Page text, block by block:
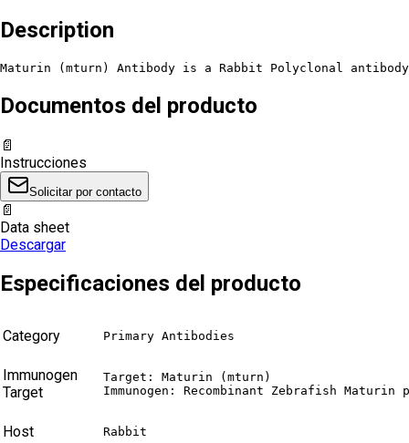
Description
Maturin (mturn) Antibody is a Rabbit Polyclonal
Documentos del producto
📄
Instrucciones
Solicitar por contacto
📄
Data sheet
Descargar
Especificaciones del producto
Category Primary Antibodies
Immunogen
Target
Target: Maturin (mturn)
Immunogen: Recombinant Zebrafish
Host Rabbit